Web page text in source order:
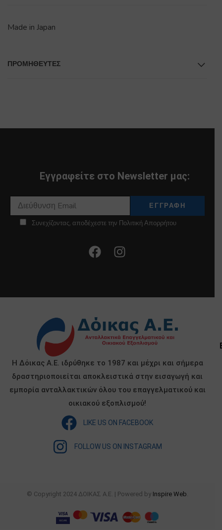
Made in Japan
ΠΡΟΜΗΘΕΥΤΕΣ
Εγγραφείτε στο Newsletter μας:
Συνεχίζοντας, αποδέχεστε την Πολιτική Απορρήτου
Η Δόικας Α.Ε. ιδρύθηκε το 1987 και μέχρι και σήμερα
δραστηριοποιείται αποκλειστικά στην εισαγωγή και
εμπορία ανταλλακτικών όλου του επαγγελματικού και
οικιακού εξοπλισμού!
LIKE US ON FACEBOOK
FOLLOW US ON INSTAGRAM
© Copyright 2024 ΔΟΙΚΑΣ Α.Ε. | Powered by Inspire Web